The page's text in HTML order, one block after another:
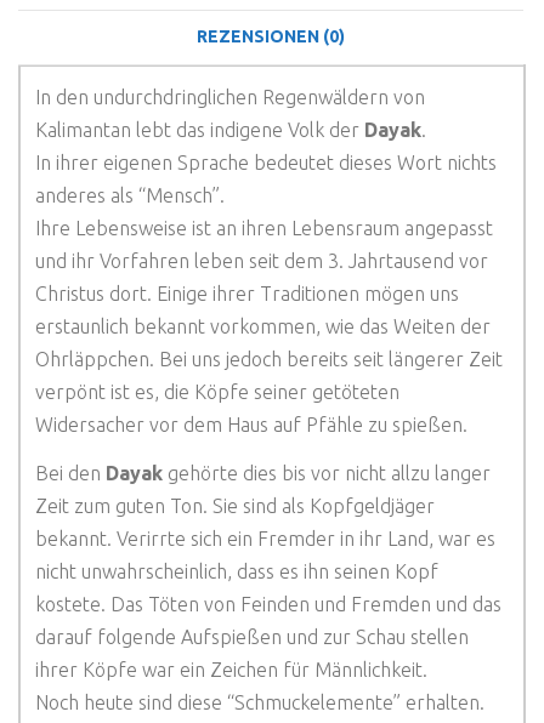
REZENSIONEN (0)
In den undurchdringlichen Regenwäldern von
Kalimantan lebt das indigene Volk der Dayak
In ihrer eigenen Sprache bedeutet dieses Wort nichts
anderes als “Mensch”.
Ihre Lebensweise ist an ihren Lebensraum angepasst
und ihr Vorfahren leben seit dem 3. Jahrtausend vor
Christus dort. Einige ihrer Traditionen mögen uns
erstaunlich bekannt vorkommen, wie das Weiten der
Ohrläppchen. Bei uns jedoch bereits seit längerer Zeit
verpönt ist es, die Köpfe seiner getöteten
Widersacher vor dem Haus auf Pfähle zu spießen.
Bei den Dayak gehörte dies bis vor nicht allzu langer
Zeit zum guten Ton. Sie sind als Kopfgeldjäger
bekannt. Verirrte sich ein Fremder in ihr Land, war es
nicht unwahrscheinlich, dass es ihn seinen Kopf
kostete. Das Töten von Feinden und Fremden und das
darauf folgende Aufspießen und zur Schau stellen
ihrer Köpfe war ein Zeichen für Männlichkeit.
Noch heute sind diese “Schmuckelemente” erhalten.